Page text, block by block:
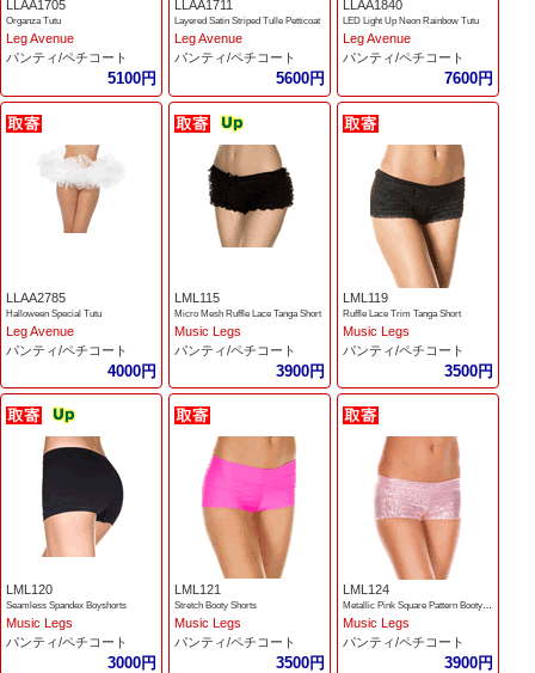
LLAA1705
Organza Tutu
Leg Avenue
パンティ/ペチコート
5100円
LLAA1711
Layered Satin Striped Tulle Petticoat
Leg Avenue
パンティ/ペチコート
5600円
LLAA1840
LED Light Up Neon Rainbow Tutu
Leg Avenue
パンティ/ペチコート
7600円
LLAA2785
Halloween Special Tutu
Leg Avenue
パンティ/ペチコート
4000円
LML115
Micro Mesh Ruffle Lace Tanga Short
Music Legs
パンティ/ペチコート
3900円
LML119
Ruffle Lace Trim Tanga Short
Music Legs
パンティ/ペチコート
3500円
LML120
Seamless Spandex Boyshorts
Music Legs
パンティ/ペチコート
3000円
LML121
Stretch Booty Shorts
Music Legs
パンティ/ペチコート
3500円
LML124
Metallic Pink Square Pattern Booty Short
Music Legs
パンティ/ペチコート
3900円